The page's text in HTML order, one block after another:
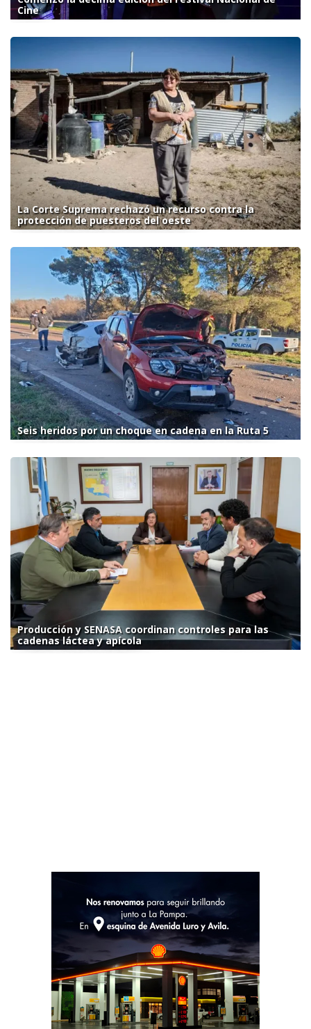
Cine
La Corte Suprema rechazó un recurso contra la
protección de puesteros del oeste
Seis heridos por un choque en cadena en la Ruta 5
Producción y SENASA coordinan controles para las
cadenas láctea y apícola